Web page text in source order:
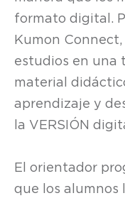
formato digital.
Kumon
estudios en una
material
aprendizaje y
la VERSIÓN
El orientador
que los alumnos